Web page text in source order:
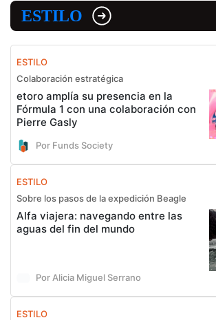
ESTILO
ESTILO
Colaboración estratégica
etoro amplía su presencia en la
Fórmula 1 con una colaboración con
Pierre Gasly
Por Funds Society
ESTILO
Sobre los pasos de la expedición Beagle
Alfa viajera: navegando entre las
aguas del fin del mundo
Por Alicia Miguel Serrano
ESTILO